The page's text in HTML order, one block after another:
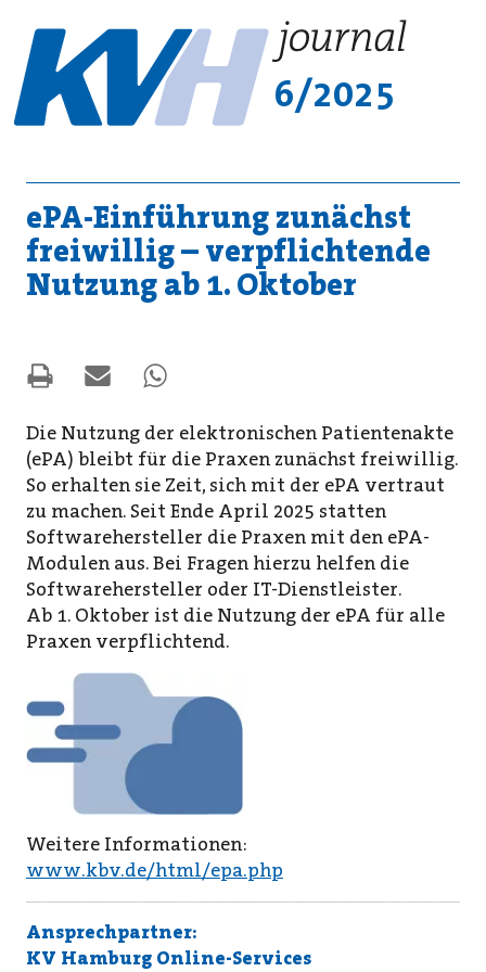
6/2025
ePA-Einführung zunächst
freiwillig – verpflichtende
Nutzung ab 1. Oktober
Die Nutzung der elektronischen Patientenakte
(ePA) bleibt für die Praxen zunächst freiwillig.
So erhalten sie Zeit, sich mit der ePA vertraut
zu machen. Seit Ende April 2025 statten
Softwarehersteller die Praxen mit den ePA-
Modulen aus. Bei Fragen hierzu helfen die
Softwarehersteller oder IT-Dienstleister.
Ab 1. Oktober ist die Nutzung der ePA für alle
Praxen verpflichtend.
Weitere Informationen:
www.kbv.de/html/epa.php
Ansprechpartner:
KV Hamburg Online-Services